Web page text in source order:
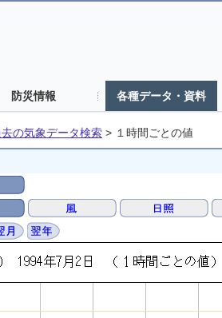
防災情報 各種データ・資料
の気象データ検索 > １時間ごとの値